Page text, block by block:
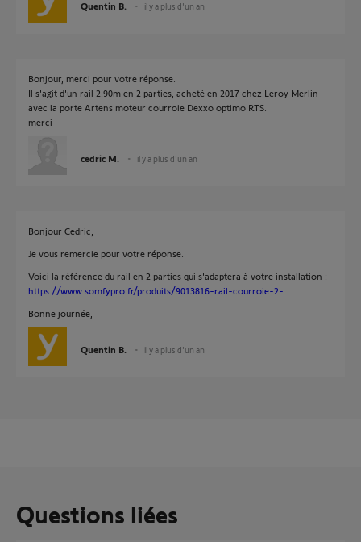
Quentin B. il y a plus d'un an
Bonjour, merci pour votre réponse.
Il s'agit d'un rail 2.90m en 2 parties, acheté en 2017 chez Leroy Merlin
avec la porte Artens moteur courroie Dexxo optimo RTS.
merci
cedric M. il y a plus d'un an
Bonjour Cedric,
Je vous remercie pour votre réponse.
Voici la référence du rail en 2 parties qui s'adaptera à votre installation :
https://www.somfypro.fr/produits/9013816-rail-courroie-2-...
Bonne journée,
Quentin B. il y a plus d'un an
Questions liées